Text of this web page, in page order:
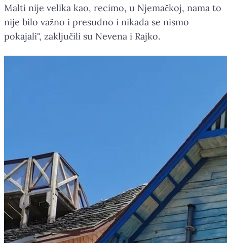
Malti nije velika kao, recimo, u Njemačkoj, nama to
nije bilo važno i presudno i nikada se nismo
pokajali", zaključili su Nevena i Rajko.